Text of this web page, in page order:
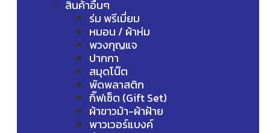
สินค้าอื่นๆ
ร่ม พรีเมี่ยม
หมอน / ผ้าห่ม
พวงกุญแจ
ปากกา
สมุดโน๊ต
พัดพลาสติก
กิ๊ฟเซ็ต (Gift Set)
ผ้าขาวม้า-ผ้าฝ้าย
พาวเวอร์แบงค์